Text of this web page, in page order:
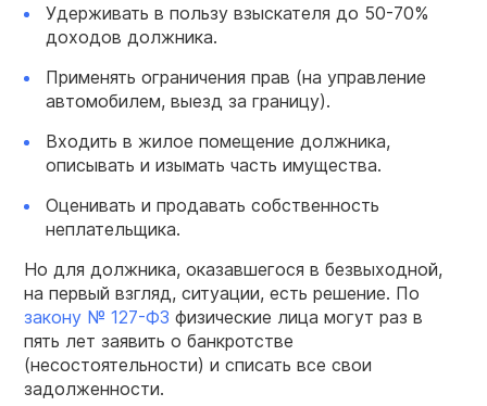
Удерживать в пользу взыскателя до 50-70%
доходов должника.
Применять ограничения прав (на управление
автомобилем, выезд за границу).
Входить в жилое помещение должника,
описывать и изымать часть имущества.
Оценивать и продавать собственность
неплательщика.
Но для должника, оказавшегося в безвыходной,
на первый взгляд, ситуации, есть решение. По
закону № 127-ФЗ физические лица могут раз в
пять лет заявить о банкротстве
(несостоятельности) и списать все свои
задолженности.